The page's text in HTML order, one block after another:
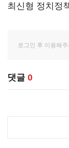
최신형 정치정
댓글 0